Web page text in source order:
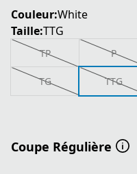
Couleur:White
Taille:TTG
TP P
TG TTG
Coupe Régulière